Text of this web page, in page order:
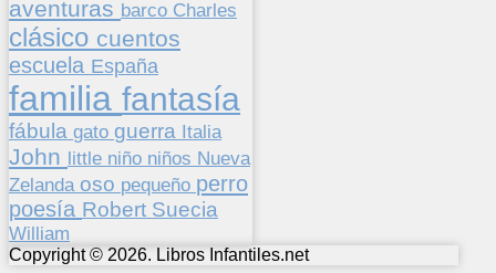
aventuras barco Charles
clásico cuentos
escuela España
familia fantasía
fábula gato guerra Italia
John little niño niños Nueva
Zelanda oso pequeño perro
poesía Robert Suecia
William
Copyright © 2026. Libros Infantiles.net